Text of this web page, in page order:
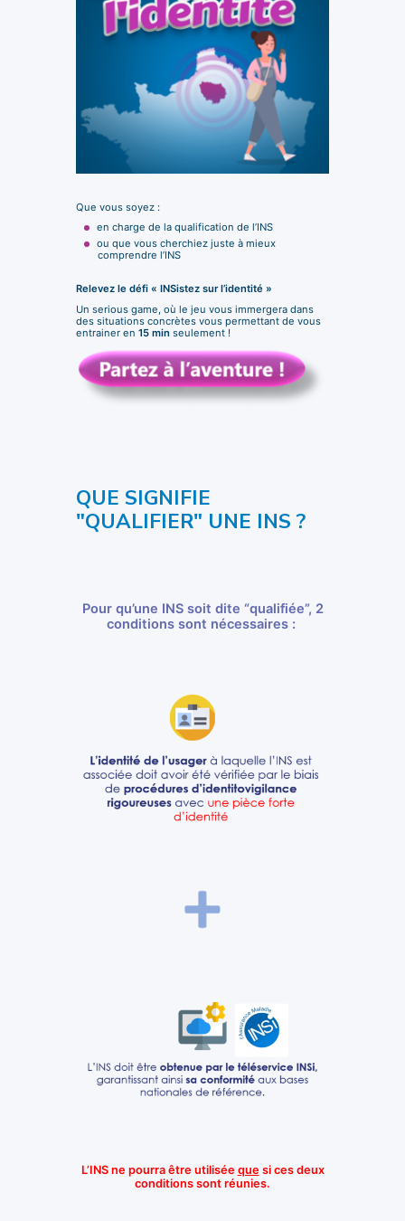
Que vous soyez :
en charge de la qualification de l’INS
ou que vous cherchiez juste à mieux
comprendre l’INS
Relevez le défi « INSistez sur l’identité »
Un serious game, où le jeu vous immergera dans
des situations concrètes vous permettant de vous
entrainer en 15 min seulement !
QUE SIGNIFIE
"QUALIFIER" UNE INS ?
Pour qu’une INS soit dite “qualifiée”, 2
conditions sont nécessaires :
L’INS ne pourra être utilisée que si ces deux
conditions sont réunies.